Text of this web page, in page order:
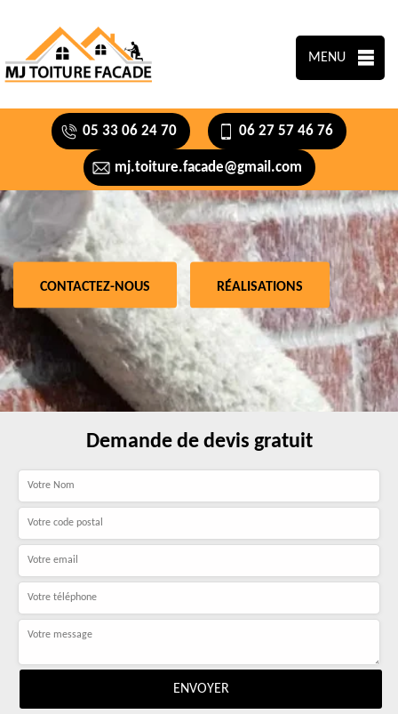
MENU
05 33 06 24 70 06 27 57 46 76
mj.toiture.facade@gmail.com
CONTACTEZ-NOUS RÉALISATIONS
Demande de devis gratuit